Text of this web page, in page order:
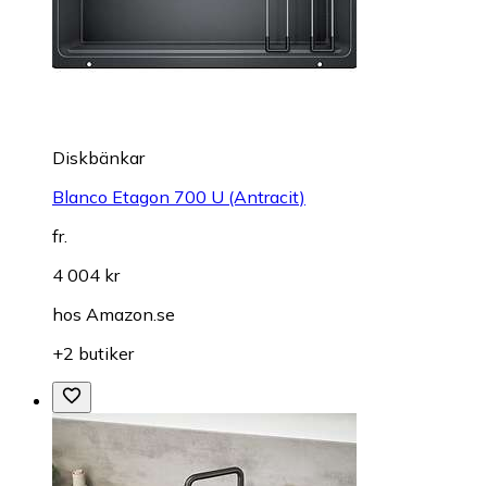
Diskbänkar
Blanco Etagon 700 U (Antracit)
fr.
4 004 kr
hos Amazon.se
+2 butiker